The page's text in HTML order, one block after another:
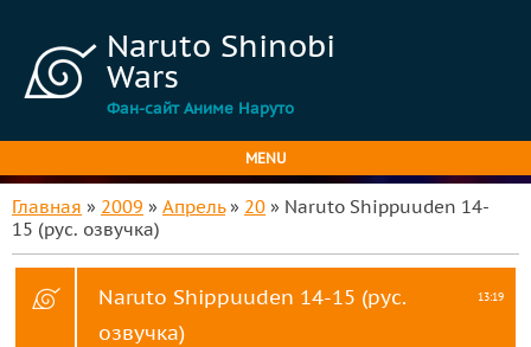
Naruto Shinobi
Wars
Фан-сайт Аниме Наруто
MENU
Главная » 2009 » Апрель » 20 » Naruto Shippuuden 14-
15 (рус. озвучка)
13:19
Naruto Shippuuden 14-15 (рус.
озвучка)